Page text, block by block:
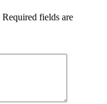
Required fields are